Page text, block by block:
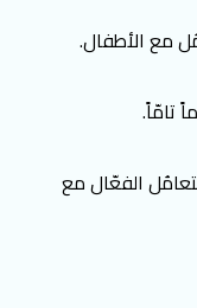
مع الأطفال.
تامّاً.
الفعّال مع